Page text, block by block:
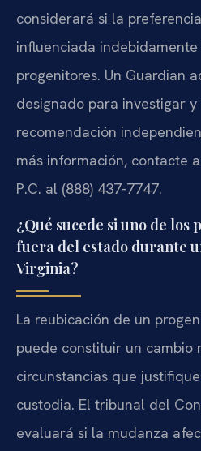
considerará si la
influenciada
progenitores. Un Guardian
designado para investigar
recomendación
más información, contacte
P.C. al (888) 437-7747.
¿Qué sucede si uno de los
fuera del estado durante
Virginia?
La reubicación de un
puede constituir un cambio
circunstancias que
custodia. El tribunal del
evaluará si la mudanza